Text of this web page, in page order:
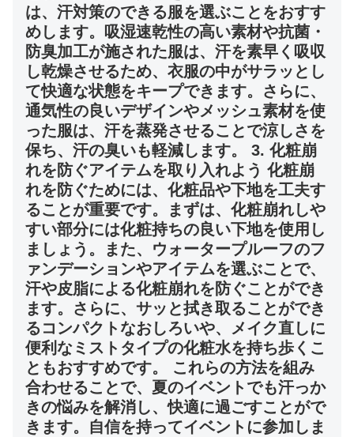
は、汗対策のできる服を選ぶことをおすす
めします。吸湿速乾性の高い素材や抗菌・
防臭加工が施された服は、汗を素早く吸収
し乾燥させるため、衣服の中がサラッとし
て快適な状態をキープできます。さらに、
通気性の良いデザインやメッシュ素材を使
った服は、汗を蒸発させることで涼しさを
保ち、汗の臭いも軽減します。 3. 化粧崩
れを防ぐアイテムを取り入れよう 化粧崩
れを防ぐためには、化粧品や下地を工夫す
ることが重要です。まずは、化粧崩れしや
すい部分には化粧持ちの良い下地を使用し
ましょう。また、ウォータープルーフのフ
ァンデーションやアイテムを選ぶことで、
汗や皮脂による化粧崩れを防ぐことができ
ます。さらに、サッと拭き取ることができ
るコンパクトなおしろいや、メイク直しに
便利なミストタイプの化粧水を持ち歩くこ
ともおすすめです。 これらの方法を組み
合わせることで、夏のイベントでも汗っか
きの悩みを解消し、快適に過ごすことがで
きます。自信を持ってイベントに参加しま